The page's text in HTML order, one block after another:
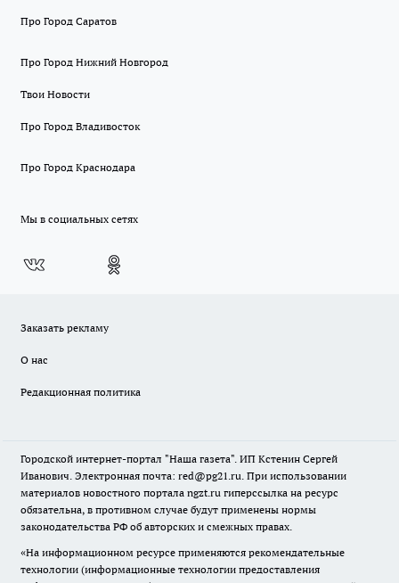
Про Город Саратов
Про Город Нижний Новгород
Твои Новости
Про Город Владивосток
Про Город Краснодара
Мы в социальных сетях
Заказать рекламу
О нас
Редакционная политика
Городской интернет-портал "Наша газета". ИП Кстенин Сергей
Иванович. Электронная почта: red@pg21.ru. При использовании
материалов новостного портала ngzt.ru гиперссылка на ресурс
обязательна, в противном случае будут применены нормы
законодательства РФ об авторских и смежных правах.
«На информационном ресурсе применяются рекомендательные
технологии (информационные технологии предоставления